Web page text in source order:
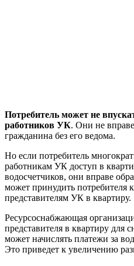
Потребитель может не
работников УК. Они не
гражданина без его ведома.
Но если потребитель
работникам УК доступ в
водосчетчиков, они вправе
может принудить потребителя
представителям УК в квартиру.
Ресурсоснабжающая
представителя в квартиру для
может начислять платежи за
Это приведет к увеличению